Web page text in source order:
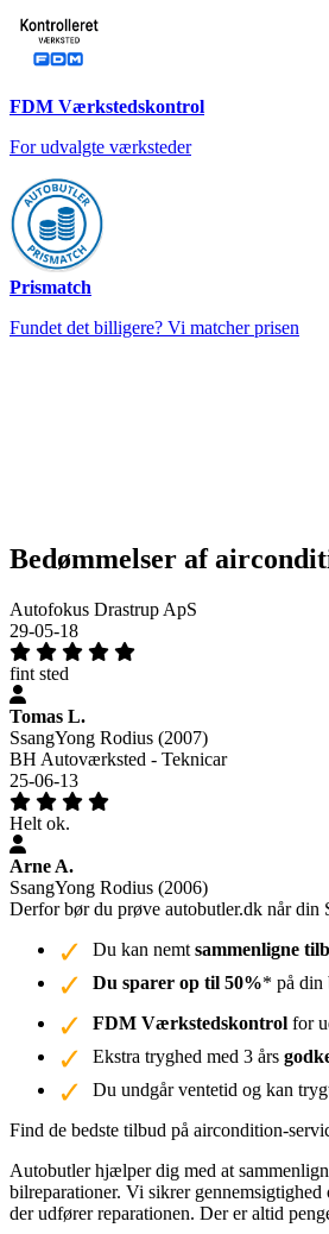
FDM Værkstedskontrol
For udvalgte værksteder
Prismatch
Fundet det billigere? Vi matcher prisen
Bedømmelser af
Autofokus Drastrup ApS
29-05-18
fint sted
Tomas L.
SsangYong Rodius (2007)
BH Autoværksted - Teknicar
25-06-13
Helt ok.
Arne A.
SsangYong Rodius (2006)
Derfor bør du prøve autobutler.dk når
Du kan nemt sammenligne
Du sparer op til 50%* på din
FDM Værkstedskontrol for
Ekstra tryghed med 3 års
Du undgår ventetid og kan
Find de bedste tilbud på aircondition-
Autobutler hjælper dig med at
bilreparationer. Vi sikrer
der udfører reparationen. Der er altid